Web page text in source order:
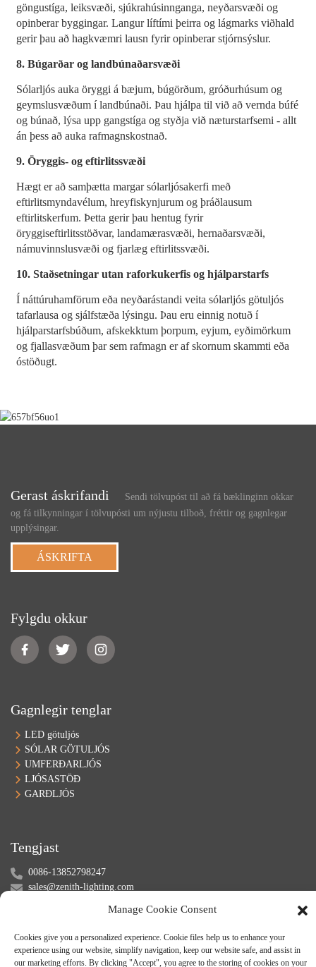
göngustíga, leiksvæði, sjúkrahúsinnganga, neyðarsvæði og
opinberar byggingar. Langur líftími þeirra og lágmarks viðhald
gerir þau að hagkvæmri lausn fyrir opinberar stjórnsýslur.
8. Búgarðar og landbúnaðarsvæði
Sólarljós auka öryggi á bæjum, búgörðum, gróðurhúsum og
geymslusvæðum í landbúnaði. Þau hjálpa til við að vernda búfé
og búnað, lýsa upp gangstíga og styðja við næturstarfsemi - allt
án þess að auka rafmagnskostnað.
9. Öryggis- og eftirlitssvæði
Hægt er að samþætta margar sólarljósakerfi með
eftirlitsmyndavélum, hreyfiskynjurum og þráðlausum
eftirlitskerfum. Þetta gerir þau hentug fyrir
öryggiseftirlitsstöðvar, landamærasvæði, hernaðarsvæði,
námuvinnslusvæði og fjarlæg eftirlitssvæði.
10. Staðsetningar utan raforkukerfis og hjálparstarfs
Í náttúruhamförum eða neyðarástandi veita sólarljós götuljós
tafarlausa og sjálfstæða lýsingu. Þau eru einnig notuð í
hjálparstarfsbúðum, afskekktum þorpum, eyjum, eyðimörkum
og fjallasvæðum þar sem rafmagn er af skornum skammti eða
óstöðugt.
Gerast áskrifandi
Sendi tölvupóst til að fá bæklinginn okkar
og fá tilkynningar í tölvupósti um nýjustu tilboð, fréttir og gagnlegar
upplýsingar.
ÁSKRIFTA
Fylgdu okkur
Gagnlegir tenglar
LED götuljós
SÓLAR GÖTULJÓS
UMFERÐARLJÓS
LJÓSASTÖÐ
GARÐLJÓS
Tengjast
0086-13852798247
sales@zenith-lighting.com
Wechat: +8613852798247
Manage Cookie Consent
Cookies give you a personalized experience. Cookie files help us to enhance your
experience using our website, simplify navigation, keep our website safe, and assist in
our marketing efforts. By clicking "Accept", you agree to the storing of cookies on your